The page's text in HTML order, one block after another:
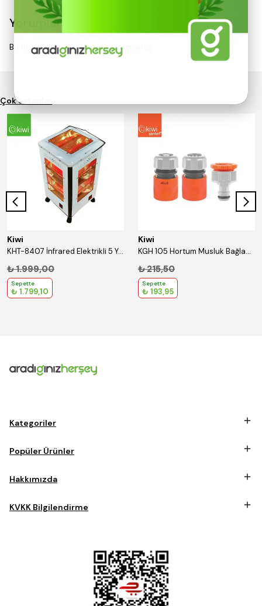
Yorumlar
Bu ürün için henüz yorum yapılmamış.
Çok Satanlar
Kiwi
KHT-8407 İnfrared Elektrikli 5 Yönlü Quartz Isıtıcı
₺ 1.999,00
Sepette
₺ 1.799,10
Kiwi
KGH 105 Hortum Musluk Bağlantı Seti 1/2''
₺ 215,50
Sepette
₺ 193,95
Kategoriler
Popüler Ürünler
Hakkımızda
KVKK Bilgilendirme